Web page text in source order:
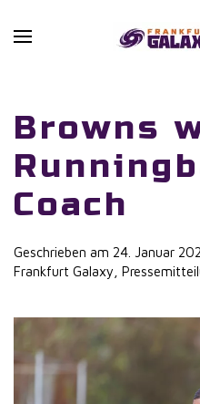
Skip to main content
Browns
Coach
Geschrieben am 24. Januar
Frankfurt Galaxy